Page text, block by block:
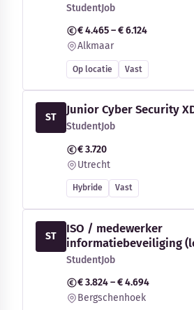
StudentJob
€ 4.465 – € 6.124
Alkmaar
Op locatie Vast
ST
Junior Cyber Security
StudentJob
€ 3.720
Utrecht
Hybride Vast
ST
ISO / medewerker
informatiebeveiliging
StudentJob
€ 3.824 – € 4.694
Bergschenhoek